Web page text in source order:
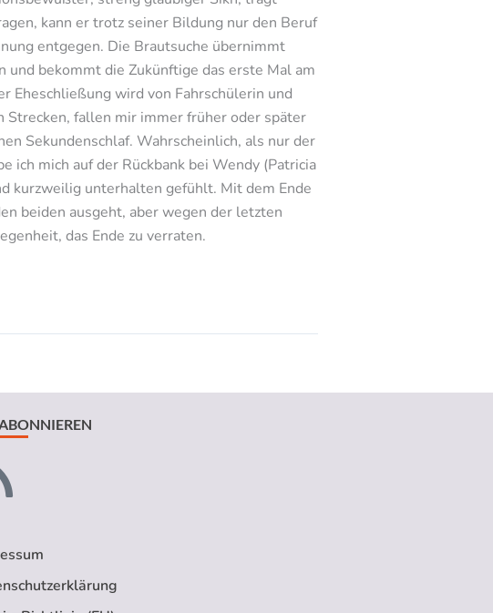
kann er trotz seiner Bildung nur den Beruf
entgegen. Die Brautsuche übernimmt
und bekommt die Zukünftige das erste Mal am
Eheschließung wird von Fahrschülerin und
fallen mir immer früher oder später
Sekundenschlaf. Wahrscheinlich, als nur der
ich mich auf der Rückbank bei Wendy (Patricia
kurzweilig unterhalten gefühlt. Mit dem Ende
beiden ausgeht, aber wegen der letzten
das Ende zu verraten.